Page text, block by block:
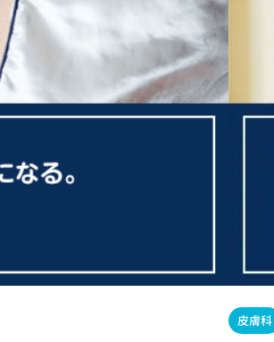
皮膚科